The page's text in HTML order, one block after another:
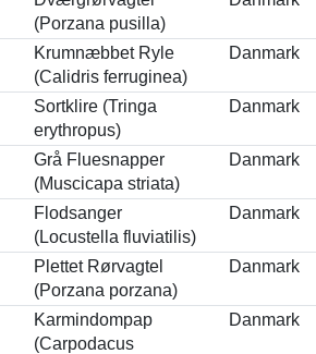
(Porzana pusilla)
Krumnæbbet Ryle
(Calidris ferruginea)
Danmark
Sortklire (Tringa
erythropus)
Danmark
Grå Fluesnapper
(Muscicapa striata)
Danmark
Flodsanger
(Locustella fluviatilis)
Danmark
Plettet Rørvagtel
(Porzana porzana)
Danmark
Karmindompap
(Carpodacus
Danmark